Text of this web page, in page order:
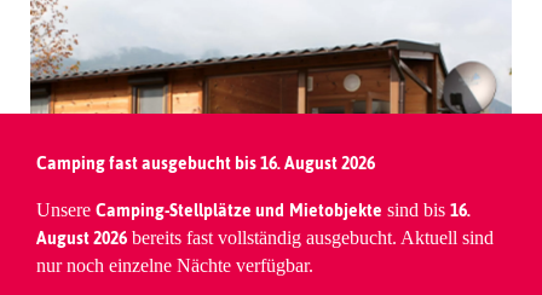
Camping fast ausgebucht bis 16. August 2026
Unsere Camping-Stellplätze und Mietobjekte sind bis 16.
August 2026 bereits fast vollständig ausgebucht. Aktuell sind
nur noch einzelne Nächte verfügbar.